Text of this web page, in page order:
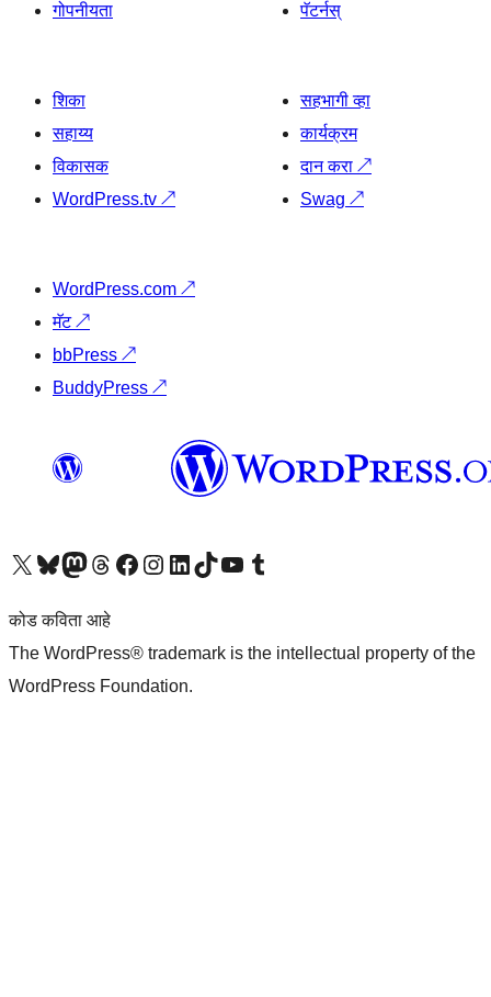
गोपनीयता
पॅटर्नस्
शिका
सहाय्य
विकासक
WordPress.tv ↗
सहभागी व्हा
कार्यक्रम
दान करा ↗
Swag ↗
WordPress.com ↗
मॅट↗
bbPress ↗
BuddyPress ↗
आमच्या X (एक्स) (पूर्वीचे ट्विटर) खात्याला भेट द्या आमच्या ब्लूस्की खात्याला भेट द्या.आमच्या Mastodon खात्याला भेट द्या.आमच्या थ्रेड्स खात्याला भेट द्या. आमच्या फेसबुक पेजला भेट द्या आमच्या इंस्टाग्राम खात्याला भेट द्या आमच्या लिंक्डइन खात्याला भेट द्या आमच्या टिकटॉक अकाउंटला भेट द्या.आमच्या यूट्यूब चॅनेलला भेट द्या आमच्या टंबलर खात्याला भेट द्या.
कोड कविता आहे
The WordPress® trademark is the intellectual property of the
WordPress Foundation.